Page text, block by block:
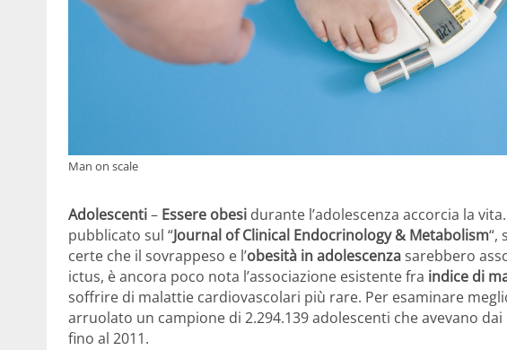
Man on scale
Adolescenti– Essere obesi durante l’adolescenza accorcia la
pubblicato sul “Journal of Clinical Endocrinology & Metabolism“,
certe che il sovrappeso e l’obesità in adolescenzasarebbero
ictus, è ancora poco nota l’associazione esistente fra indice di
soffrire di malattie cardiovascolari più rare. Per esaminare
arruolato un campione di 2.294.139 adolescenti che avevano
fino al 2011.